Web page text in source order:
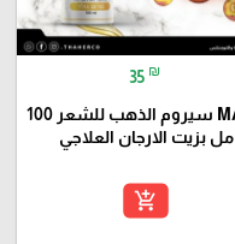
35 ₪
MAXX سيروم الذهب للشعر 100
مل بزيت الارجان العلاجي
add_shopping_cart